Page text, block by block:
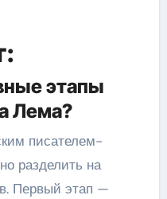
этапы
Лема?
писателем-
разделить на
Первый этап —